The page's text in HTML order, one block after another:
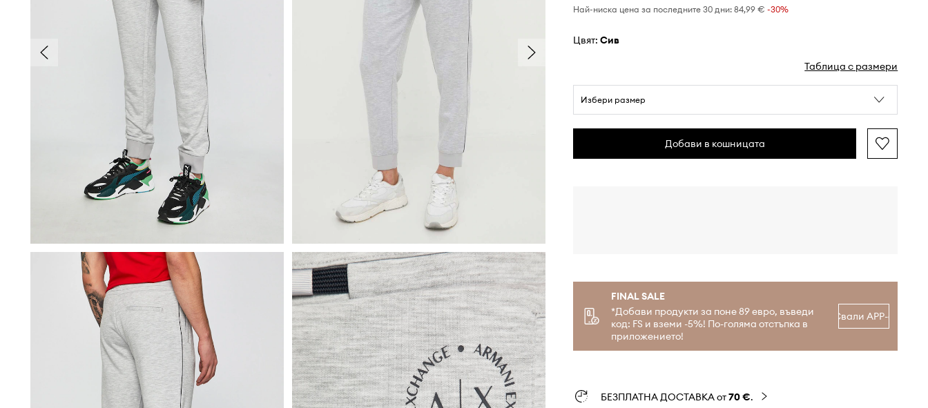
Най-ниска цена за последните 30 дни: 84,99 € -30%
Цвят: сив
Таблица с размери
Избери размер
Добави в кошницата
FINAL SALE
*Добави продукти за поне 89 евро, въведи
код: FS и вземи -5%! По-голяма отстъпка в
приложението!
Свали APP-а
БЕЗПЛАТНА ДОСТАВКА от70 €.